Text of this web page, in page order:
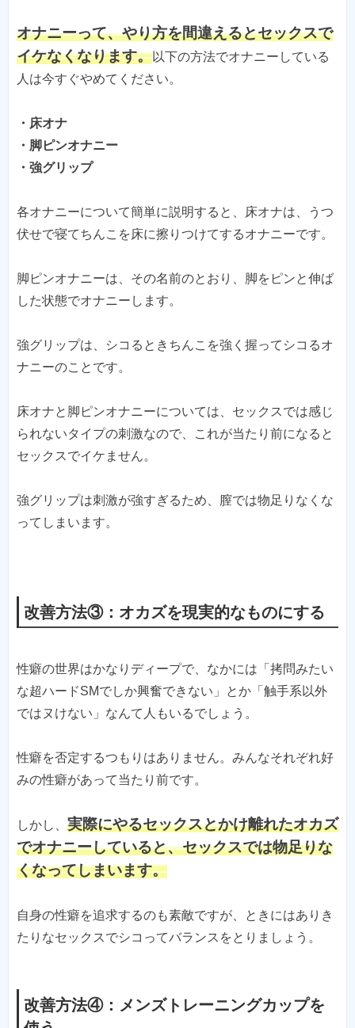
オナニーって、やり方を間違えるとセックスで
イケなくなります。以下の方法でオナニーしている
・床オナ
・脚ピンオナニー
各オナニーについて簡単に説明すると、床オナは、うつ
伏せで寝てちんこを床に擦りつけてするオナニーです。
脚ピンオナニーは、その名前のとおり、脚をピンと伸ば
した状態でオナニーします。
強グリップは、シコるときちんこを強く握ってシコるオ
ナニーのことです。
床オナと脚ピンオナニーについては、セックスでは感じ
られないタイプの刺激なので、これが当たり前になると
セックスでイケません。
強グリップは刺激が強すぎるため、膣では物足りなくな
ってしまいます。
改善方法③：オカズを現実的なものにする
性癖の世界はかなりディープで、なかには「拷問みたい
な超ハードSMでしか興奮できない」とか「触手系以外
ではヌけない」なんて人もいるでしょう。
性癖を否定するつもりはありません。みんなそれぞれ好
みの性癖があって当たり前です。
しかし、 実際にやるセックスとかけ離れたオカズ
でオナニーしていると、セックスでは物足りな
くなってしまいます。
自身の性癖を追求するのも素敵ですが、ときにはありき
たりなセックスでシコってバランスをとりましょう。
改善方法④：メンズトレーニングカップを